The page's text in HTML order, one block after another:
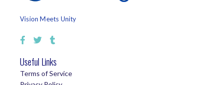
Vision Meets Unity
Useful Links
Terms of Service